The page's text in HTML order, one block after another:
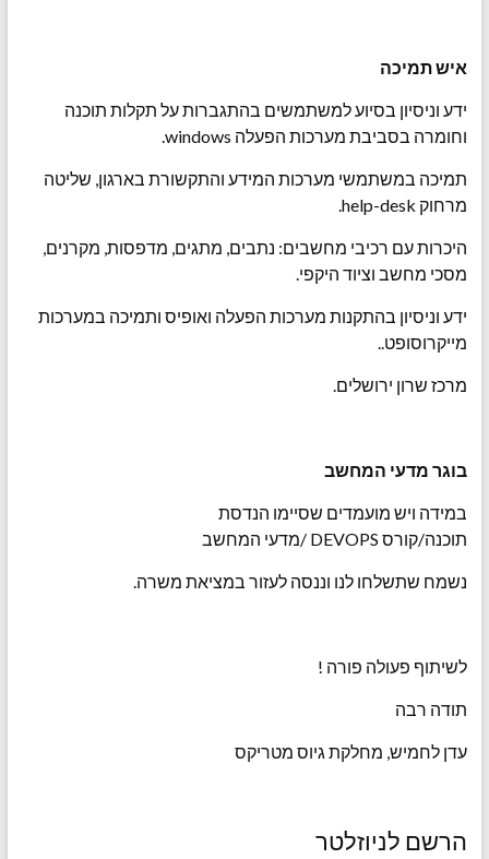
איש תמיכה
ידע וניסיון בסיוע למשתמשים בהתגברות על תקלות תוכנה
וחומרה בסביבת מערכות הפעלה windows.
תמיכה במשתמשי מערכות המידע והתקשורת בארגון, שליטה
מרחוק help-desk.
היכרות עם רכיבי מחשבים: נתבים, מתגים, מדפסות, מקרנים,
מסכי מחשב וציוד היקפי.
ידע וניסיון בהתקנות מערכות הפעלה ואופיס ותמיכה במערכות
מייקרוסופט..
מרכז שרון ירושלים.
בוגר מדעי המחשב
במידה ויש מועמדים שסיימו הנדסת
תוכנה/קורס DEVOPS /מדעי המחשב
נשמח שתשלחו לנו וננסה לעזור במציאת משרה.
לשיתוף פעולה פורה !
תודה רבה
עדן לחמיש, מחלקת גיוס מטריקס
הרשם לניוזלטר